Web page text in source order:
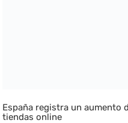
España registra un aumento
tiendas online